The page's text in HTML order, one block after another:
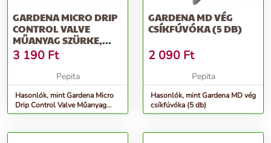
GARDENA MICRO DRIP
CONTROL VALVE
MŰANYAG SZÜRKE,
NARANCSSÁRGA
3 190 Ft
Pepita
Hasonlók, mint Gardena Micro
Drip Control Valve Műanyag
Szürke, Narancssárga
GARDENA MD VÉG
CSÍKFÚVÓKA (5 DB)
2 090 Ft
Pepita
Hasonlók, mint Gardena MD vég
csíkfúvóka (5 db)